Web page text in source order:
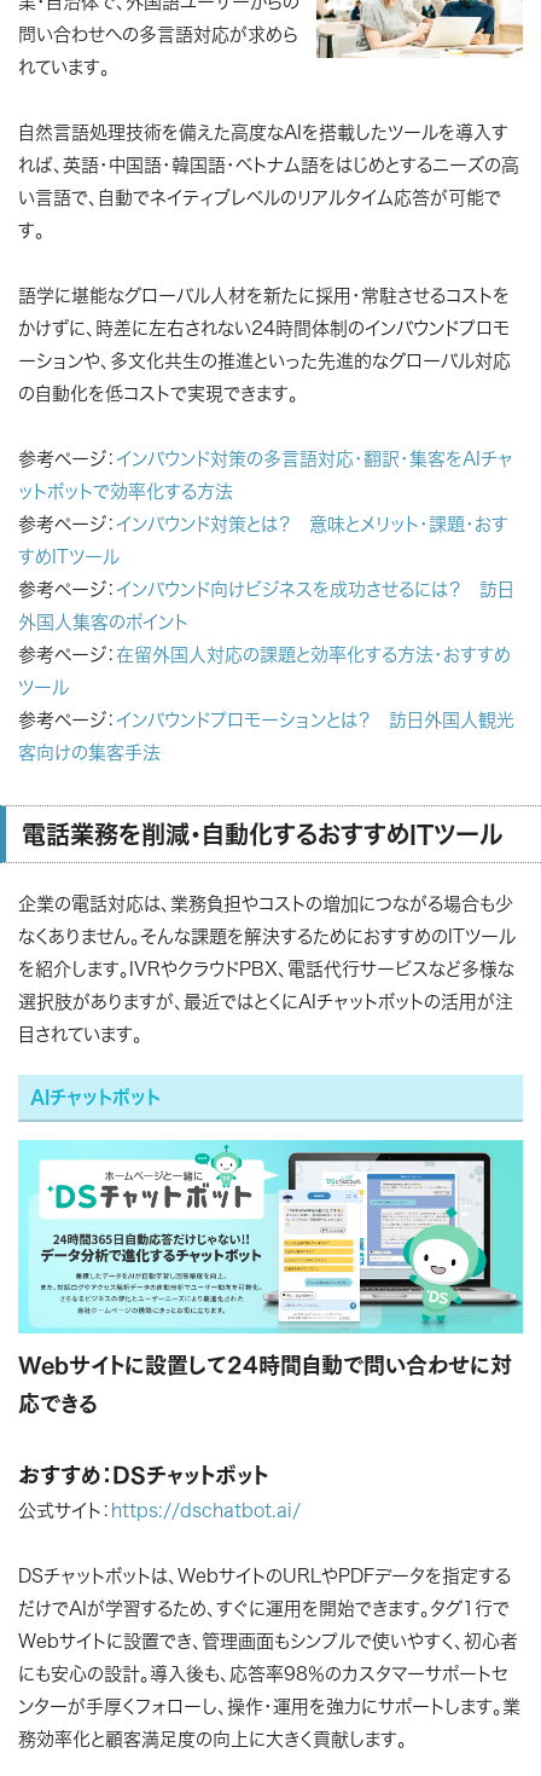
問い合わせへの多言語対応が求めら
れています。
自然言語処理技術を備えた高度なAIを搭載したツールを導入す
れば、英語・中国語・韓国語・ベトナム語をはじめとするニーズの高
い言語で、自動でネイティブレベルのリアルタイム応答が可能で
す。
語学に堪能なグローバル人材を新たに採用・常駐させるコストを
かけずに、時差に左右されない24時間体制のインバウンドプロモ
ーションや、多文化共生の推進といった先進的なグローバル対応
の自動化を低コストで実現できます。
参考ページ： インバウンド対策の多言語対応・翻訳・集客をAIチャ
ットボットで効率化する方法
参考ページ： インバウンド対策とは？ 意味とメリット・課題・おす
すめITツール
参考ページ： インバウンド向けビジネスを成功させるには？ 訪日
外国人集客のポイント
参考ページ： 在留外国人対応の課題と効率化する方法・おすすめ
ツール
参考ページ： インバウンドプロモーションとは？ 訪日外国人観光
客向けの集客手法
電話業務を削減・自動化するおすすめITツール
企業の電話対応は、業務負担やコストの増加につながる場合も少
なくありません。そんな課題を解決するためにおすすめのITツール
を紹介します。IVRやクラウドPBX、電話代行サービスなど多様な
選択肢がありますが、最近ではとくにAIチャットボットの活用が注
目されています。
AIチャットボット
Webサイトに設置して24時間自動で問い合わせに対
応できる
おすすめ：DSチャットボット
公式サイト： https://dschatbot.ai/
DSチャットボットは、WebサイトのURLやPDFデータを指定する
だけでAIが学習するため、すぐに運用を開始できます。タグ1行で
Webサイトに設置でき、管理画面もシンプルで使いやすく、初心者
にも安心の設計。導入後も、応答率98％のカスタマーサポートセ
ンターが手厚くフォローし、操作・運用を強力にサポートします。業
務効率化と顧客満足度の向上に大きく貢献します。